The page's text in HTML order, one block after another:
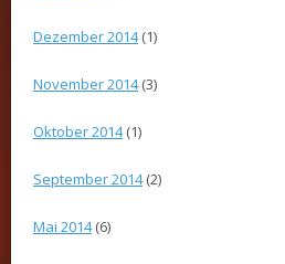
Dezember 2014(1)
November 2014(3)
Oktober 2014(1)
September 2014(2)
Mai 2014(6)